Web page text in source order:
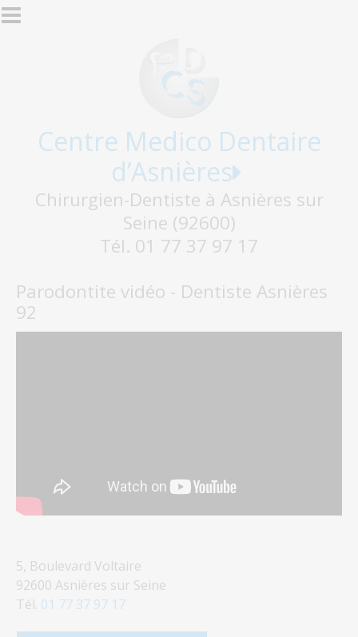
Aller au contenu principal
Centre Medico Dentaire
d’Asnières
Chirurgien-Dentiste à Asnières sur
Seine (92600)
Tél. 01 77 37 97 17
Parodontite vidéo - Dentiste Asnières
92
5, Boulevard Voltaire
92600 Asnières sur Seine
Tél. 01 77 37 97 17